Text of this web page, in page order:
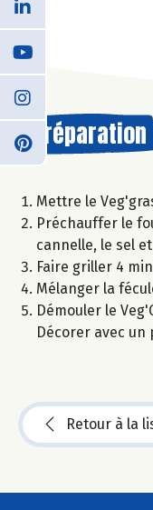
Préparation
Mettre le
Préchauffer le
cannelle, le sel
Faire griller 4
Mélanger la
Démouler le
Décorer avec un
Retour à la